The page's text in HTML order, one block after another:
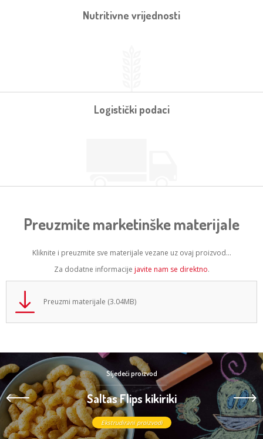
Nutritivne vrijednosti
Logistički podaci
Preuzmite marketinške materijale
Kliknite i preuzmite sve materijale vezane uz ovaj proizvod...
Za dodatne informacije javite nam se direktno.
Preuzmi materijale (3.04MB)
Sljedeći proizvod
Saltas Flips kikiriki
Ekstrudirani proizvodi